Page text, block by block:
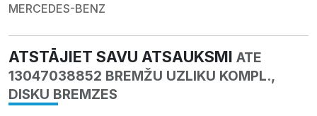
MERCEDES-BENZ
ATSTĀJIET SAVU ATSAUKSMI ATE
13047038852 BREMŽU UZLIKU KOMPL.,
DISKU BREMZES